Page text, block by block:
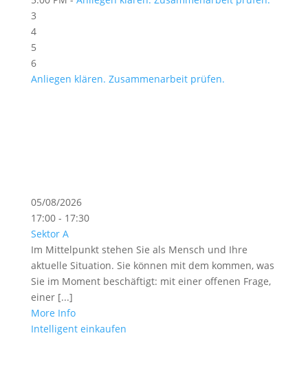
3
4
5
6
Anliegen klären. Zusammenarbeit prüfen.
05/08/2026
17:00 - 17:30
Sektor A
Im Mittelpunkt stehen Sie als Mensch und Ihre
aktuelle Situation. Sie können mit dem kommen, was
Sie im Moment beschäftigt: mit einer offenen Frage,
einer [...]
More Info
Intelligent einkaufen